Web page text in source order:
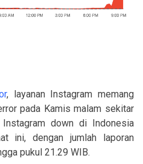
, layanan Instagram memang
pada Kamis malam sekitar
down di Indonesia
ini, dengan jumlah laporan
pukul 21.29 WIB.